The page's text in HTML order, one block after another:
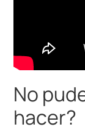
No
hacer?